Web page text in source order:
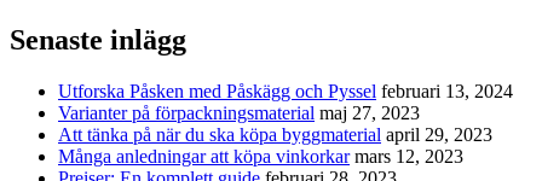
Senaste inlägg
Utforska Påsken med Påskägg och Pyssel februari 13, 2024
Varianter på förpackningsmaterial maj 27, 2023
Att tänka på när du ska köpa byggmaterial april 29, 2023
Många anledningar att köpa vinkorkar mars 12, 2023